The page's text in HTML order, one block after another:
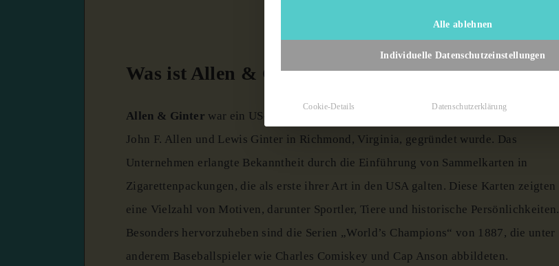
Was ist Allen & Ginter?
Allen & Ginter war ein US-amerikanisches Tabakunternehmen, das um 1880 von
John F. Allen und Lewis Ginter in Richmond, Virginia, gegründet wurde. Das
Unternehmen erlangte Bekanntheit durch die Einführung von Sammelkarten in
Zigarettenpackungen, die als erste ihrer Art in den USA galten. Diese Karten zeigten
eine Vielzahl von Motiven, darunter Sportler, Tiere und historische Persönlichkeiten.
Besonders hervorzuheben sind die Serien „World’s Champions“ von 1887, die unter
anderem Baseballspieler wie Charles Comiskey und Cap Anson abbildeten.
Alle ablehnen
Individuelle Datenschutzeinstellungen
Cookie-Details Datenschutzerklärung